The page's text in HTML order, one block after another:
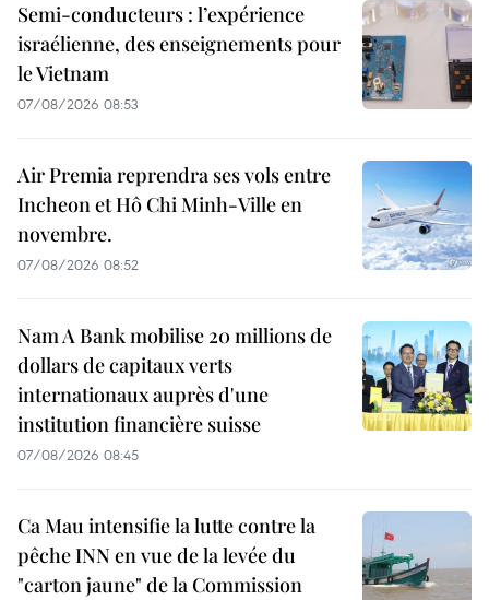
Semi-conducteurs : l’expérience
israélienne, des enseignements pour
le Vietnam
07/08/2026 08:53
Air Premia reprendra ses vols entre
Incheon et Hô Chi Minh-Ville en
novembre.
07/08/2026 08:52
Nam A Bank mobilise 20 millions de
dollars de capitaux verts
internationaux auprès d'une
institution financière suisse
07/08/2026 08:45
Ca Mau intensifie la lutte contre la
pêche INN en vue de la levée du
"carton jaune" de la Commission